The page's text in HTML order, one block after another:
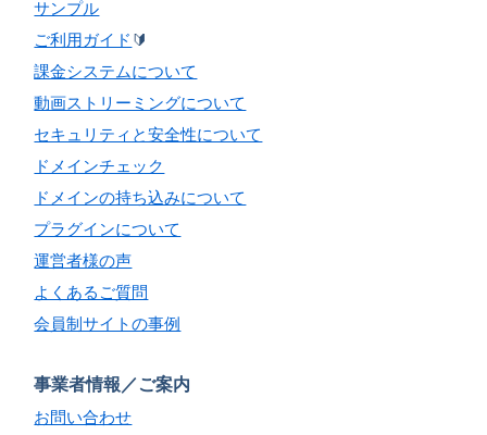
サンプル
ご利用ガイド 🔰
課金システムについて
動画ストリーミングについて
セキュリティと安全性について
ドメインチェック
ドメインの持ち込みについて
プラグインについて
運営者様の声
よくあるご質問
会員制サイトの事例
事業者情報／ご案内
お問い合わせ